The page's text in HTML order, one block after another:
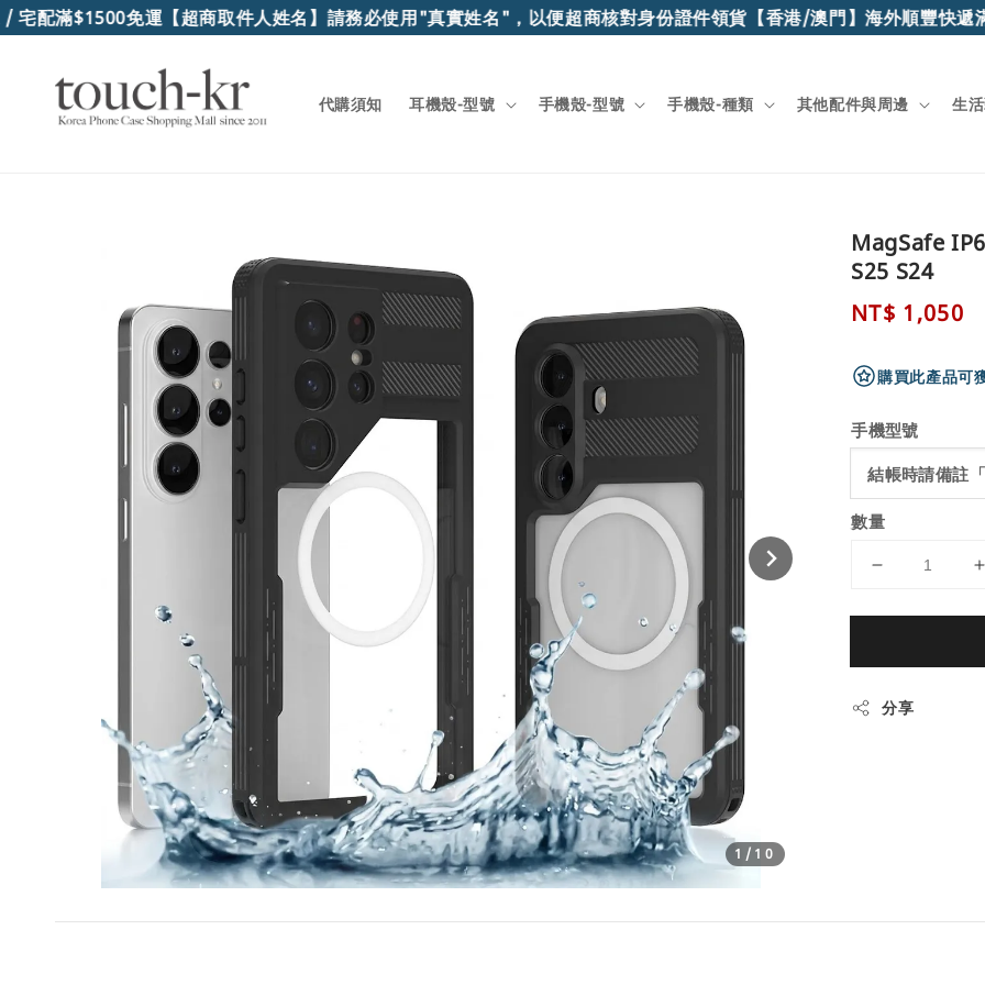
$1500免運【超商取件人姓名】請務必使用"真實姓名"，以便超商核對身份證件領貨【香港/澳門】海外順豐快遞滿
代購須知 耳機殼-型號 手機殼-型號 手機殼-種類 其他配件與周邊 生
1 /10
MagSafe
S25 S24
Regular
NT$ 1,050
購買此產品可
手機型號
數量
分享